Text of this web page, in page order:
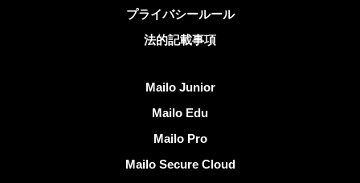
プライバシールール
法的記載事項
Mailo Junior
Mailo Edu
Mailo Pro
Mailo Secure Cloud